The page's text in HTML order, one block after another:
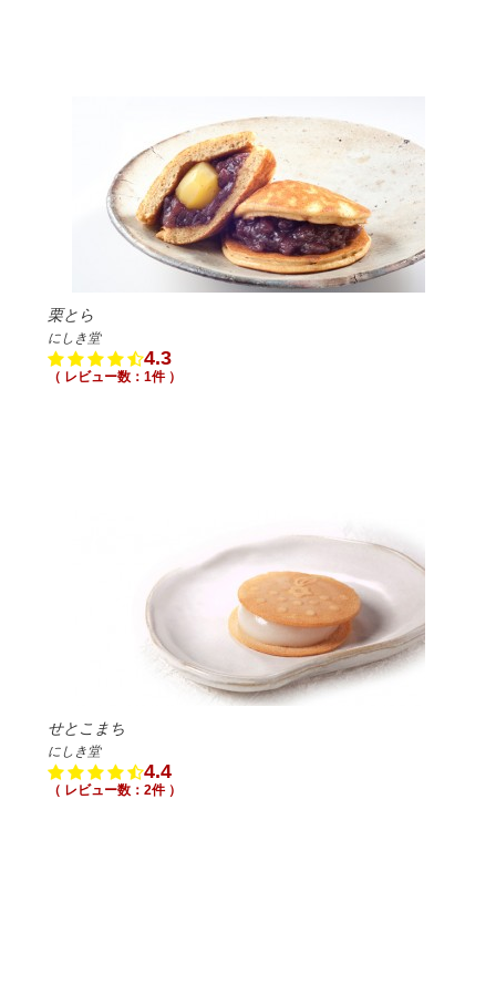
栗とら
にしき堂
4.3
（ レビュー数：1件 ）
せとこまち
にしき堂
4.4
（ レビュー数：2件 ）